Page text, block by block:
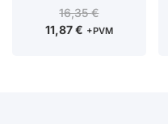
16,35€
11,87€ +PVM